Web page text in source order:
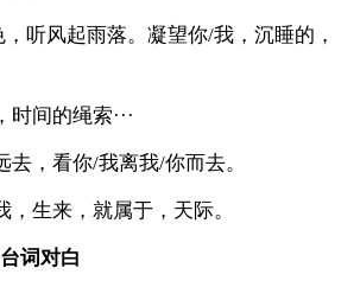
听风起雨落。凝望你/我，沉睡的，
间的绳索···
去，看你/我离我/你而去。
，生来，就属于，天际。
词对白